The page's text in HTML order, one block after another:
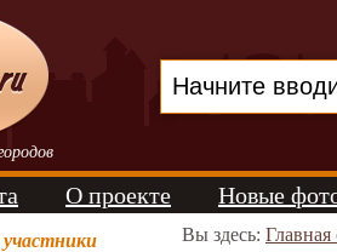
О проекте Новые
участники Вы здесь: Главная